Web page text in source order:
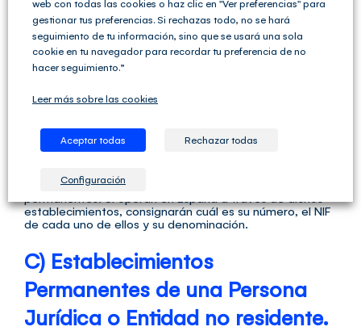
Indique los datos deldomicilio fiscal de la persona
jurídica o entidad y, en su caso, el domicilio a efectos de
notificacionesy el domicilio donde se realice la gestión
administrativa de la actividad si son distintos del
domicilio fiscal
jurídicamarque una X en la opción que corresponda y la
de la misma.
no en España a través de establecimientos
establecimientos, consignarán cuál es su número, el NIF
de cada uno de ellos y su denominación.
C) Establecimientos
Permanentes de una Persona
Jurídica o Entidad no residente.
web con todas las cookies o haz clic en "Ver preferencias" para
gestionar tus preferencias. Si rechazas todo, no se hará
seguimiento de tu información, sino que se usará una sola
cookie en tu navegador para recordar tu preferencia de no
hacer seguimiento.”
Leer más sobre las cookies
Aceptar todas Rechazar todas
Configuración